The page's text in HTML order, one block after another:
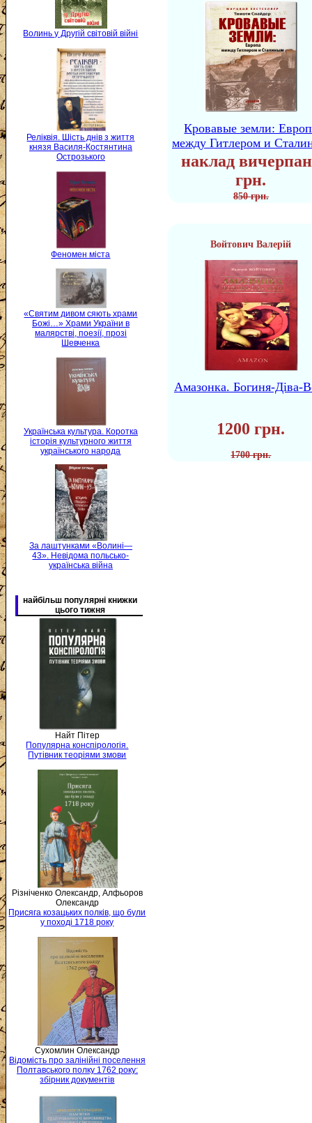
Волинь у Другій світовій війні
Реліквія. Шість днів з життя
князя Василя-Костянтина
Острозького
Феномен міста
«Святим дивом сяють храми
Божі…» Храми України в
малярстві, поезії, прозі
Шевченка
Українська культура. Коротка
історія культурного життя
українського народа
За лаштунками «Волині—
43». Невідома польсько-
українська війна
найбільш популярні книжки
цього тижня
Найт Пітер
Популярна конспірологія.
Путівник теоріями змови
Різніченко Олександр, Алфьоров
Олександр
Присяга козацьких полків, що були
у поході 1718 року
Сухомлин Олександр
Відомість про залінійні поселення
Полтавського полку 1762 року:
збірник документів
Кровавые земли:
между Гитлером и
наклад
грн.
850 грн.
Войтович Валерій
Амазонка. Богиня-Діва-
1200 грн.
1700 грн.